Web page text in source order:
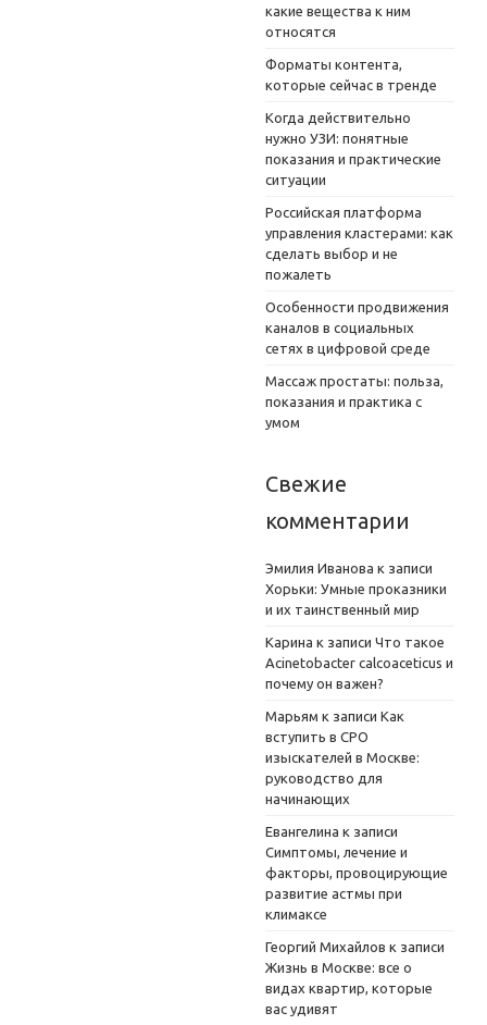
какие вещества к ним
относятся
Форматы контента,
которые сейчас в тренде
Когда действительно
нужно УЗИ: понятные
показания и практические
ситуации
Российская платформа
управления кластерами: как
сделать выбор и не
пожалеть
Особенности продвижения
каналов в социальных
сетях в цифровой среде
Массаж простаты: польза,
показания и практика с
умом
Свежие
комментарии
Эмилия Иванова к записи
Хорьки: Умные проказники
и их таинственный мир
Карина к записи Что такое
Acinetobacter calcoaceticus и
почему он важен?
Марьям к записи Как
вступить в СРО
изыскателей в Москве:
руководство для
начинающих
Евангелина к записи
Симптомы, лечение и
факторы, провоцирующие
развитие астмы при
климаксе
Георгий Михайлов к записи
Жизнь в Москве: все о
видах квартир, которые
вас удивят